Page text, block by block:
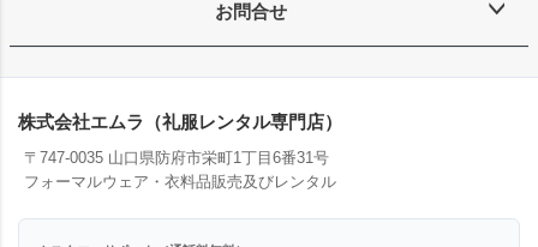
お問合せ
株式会社エムラ（礼服レンタル専門店）
〒747-0035 山口県防府市栄町1丁目6番31号
フォーマルウェア・衣料品販売及びレンタル